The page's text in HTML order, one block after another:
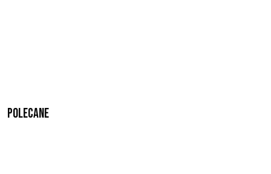
Polecane